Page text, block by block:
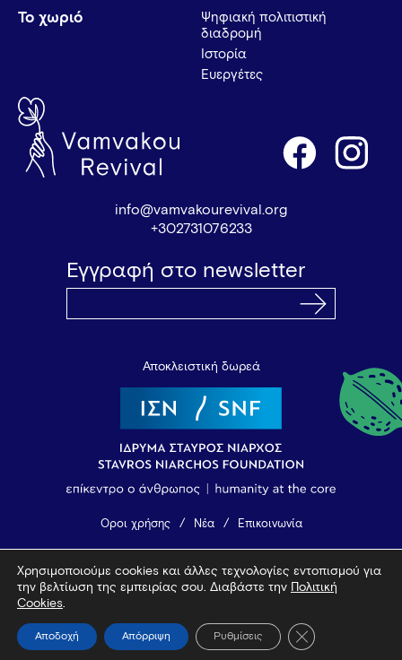
Το χωριό
Ψηφιακή πολιτιστική
διαδρομή
Ιστορία
Ευεργέτες
info@vamvakourevival.org
+302731076233
Εγγραφή στο newsletter
Αποκλειστική δωρεά
Όροι χρήσης Νέα Επικοινωνία
© 2026 Vamvakou Revival
Χρησιμοποιούμε cookies και άλλες τεχνολογίες εντοπισμού για
την βελτίωση της εμπειρίας σου. Διαβάστε την
Πολιτική
Cookies.
Αποδοχή Απόρριψη Ρυθμίσεις Κλείσιμο του